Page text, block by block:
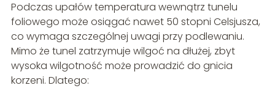
Podczas upałów temperatura wewnątrz tunelu
foliowego może osiągać nawet 50 stopni Celsjusza,
co wymaga szczególnej uwagi przy podlewaniu.
Mimo że tunel zatrzymuje wilgoć na dłużej, zbyt
wysoka wilgotność może prowadzić do gnicia
korzeni. Dlatego: